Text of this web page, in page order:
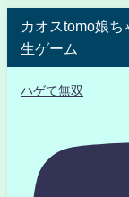
カオスtomo娘ち
生ゲーム
ハゲて無双